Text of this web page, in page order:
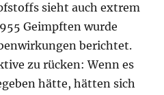
sieht auch extrem
Geimpften wurde
berichtet.
zu rücken: Wenn es
hätte, hätten sich